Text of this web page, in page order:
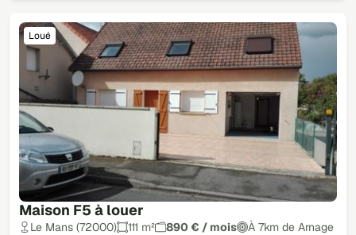
Maison F5 à louer
Loué
Le Mans (72000) 111 m² 890 € / mois À 7km de Arnage